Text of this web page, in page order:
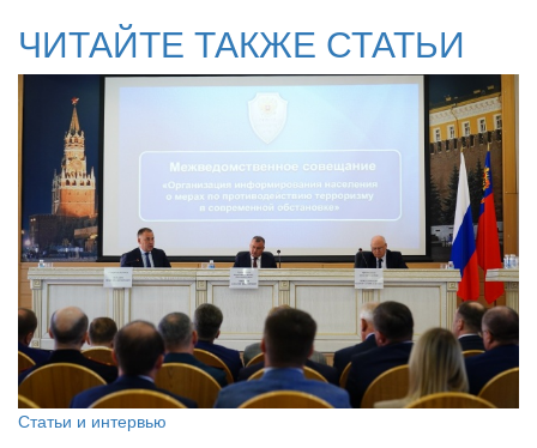
ЧИТАЙТЕ ТАКЖЕ СТАТЬИ
Статьи и интервью